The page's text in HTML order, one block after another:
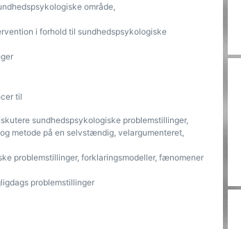
område,
i forhold til sundhedspsykologiske
til
sundhedspsykologiske problemstillinger,
metode på en selvstændig, velargumenteret,
problemstillinger, forklaringsmodeller, fænomener
problemstillinger